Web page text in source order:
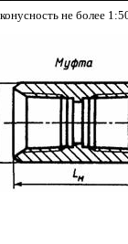
не более